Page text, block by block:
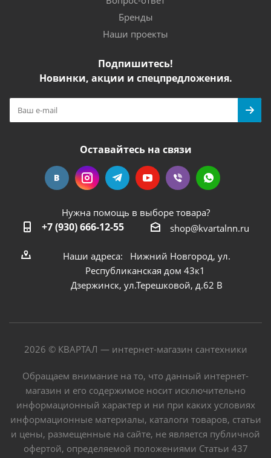
Бренды
Наши проекты
Подпишитесь!
Новинки, акции и спецпредложения.
Оставайтесь на связи
Нужна помощь в выборе товара?
+7 (930) 666-12-55 shop@kvartalnn.ru
Наши адреса: Нижний Новгород, ул.
Республиканская дом 43к1
Дзержинск, ул.Терешковой, д.62 В
2026 © КВАРТАЛ — интернет-магазин сантехники
Обращаем внимание на то, что данный интернет-
магазин и его содержимое носит исключительно
информационный характер и ни при каких условиях
информационные материалы, каталоги товаров, статьи
и цены, размещенные на сайте, не является публичной
офертой, определяемой положениями Статьи 437